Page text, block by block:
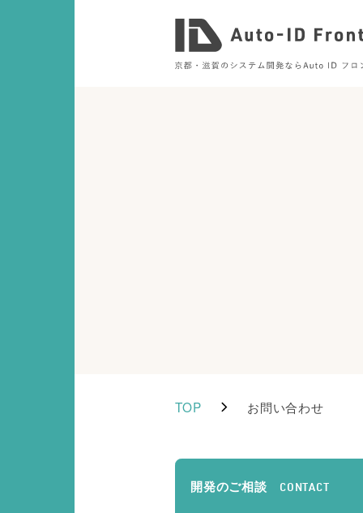
TOP お問い合わせ
開発のご相談 CONTACT